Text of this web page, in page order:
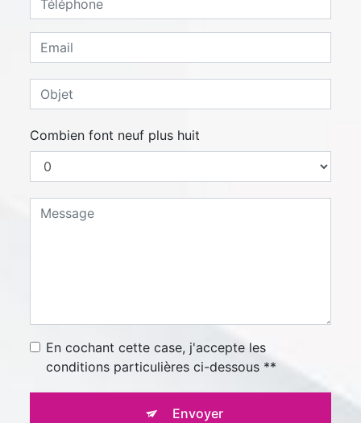
Combien font neuf plus huit
En cochant cette case, j'accepte les
conditions particulières ci-dessous **
Envoyer